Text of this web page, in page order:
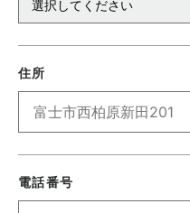
住所
電話番号